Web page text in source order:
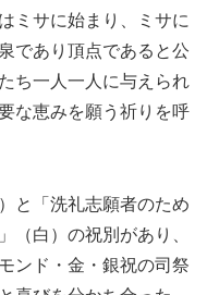
ミサに始まり、ミサに
であり頂点であると公
ち一人一人に与えられ
な恵みを願う祈りを呼
と「洗礼志願者のため
（白）の祝別があり、
ンド・金・銀祝の司祭